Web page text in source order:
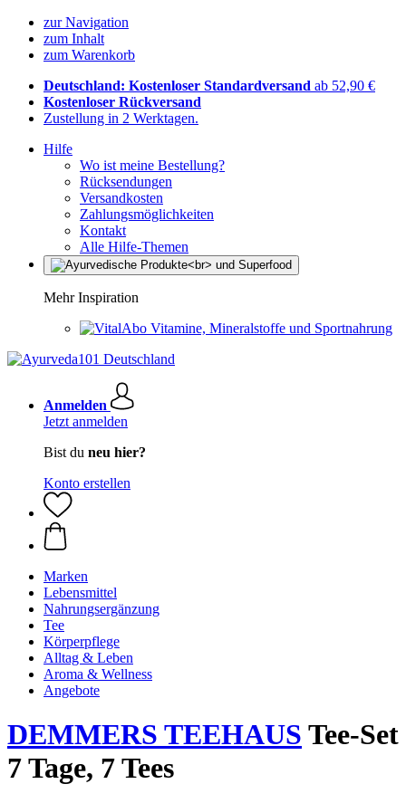
zur Navigation
zum Inhalt
zum Warenkorb
Deutschland: Kostenloser Standardversand ab 52,90 €
Kostenloser Rückversand
Zustellung in 2 Werktagen.
Hilfe
Wo ist meine Bestellung?
Rücksendungen
Versandkosten
Zahlungsmöglichkeiten
Kontakt
Alle Hilfe-Themen
Mehr Inspiration
Vitamine, Mineralstoffe und Sportnahrung
Anmelden
Jetzt anmelden
Bist du neu hier?
Konto erstellen
Marken
Lebensmittel
Nahrungsergänzung
Tee
Körperpflege
Alltag & Leben
Aroma & Wellness
Angebote
DEMMERS TEEHAUS Tee-Set
7 Tage, 7 Tees